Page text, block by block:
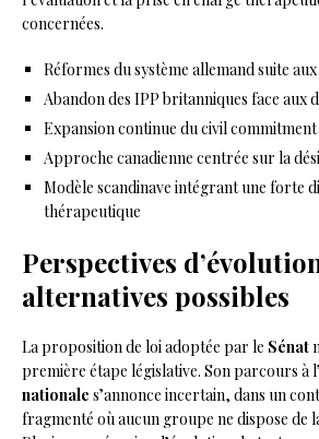
concernées.
Réformes du système allemand suite
Abandon des IPP britanniques face aux
Expansion continue du civil
Approche canadienne centrée sur la
Modèle scandinave intégrant une forte
thérapeutique
Perspectives
alternatives possibles
La proposition de loi adoptée par le Sénat
première étape législative. Son parcours à l’
nationale s’annonce incertain, dans un
fragmenté où aucun groupe ne dispose de